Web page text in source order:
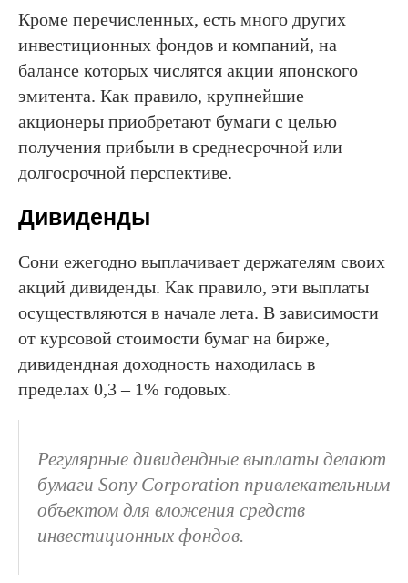
Кроме перечисленных, есть много других
инвестиционных фондов и компаний, на
балансе которых числятся акции японского
эмитента. Как правило, крупнейшие
акционеры приобретают бумаги с целью
получения прибыли в среднесрочной или
долгосрочной перспективе.
Дивиденды
Сони ежегодно выплачивает держателям своих
акций дивиденды. Как правило, эти выплаты
осуществляются в начале лета. В зависимости
от курсовой стоимости бумаг на бирже,
дивидендная доходность находилась в
пределах 0,3 – 1% годовых.
Регулярные дивидендные выплаты делают
бумаги Sony Corporation привлекательным
объектом для вложения средств
инвестиционных фондов.